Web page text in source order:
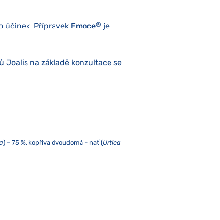
účinek. Přípravek Emoce® je
na základě konzultace se
) – 75 %, kopřiva dvoudomá – nať (Urtica